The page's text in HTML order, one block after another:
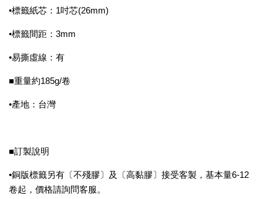
•標籤紙芯：1吋芯(26mm)
•標籤間距：3mm
•易撕虛線：有
■重量約185g/卷
•產地：台灣
■訂製說明
•銅版標籤另有〔不殘膠〕及〔高黏膠〕接受客製，基本量6-12
卷起，價格請詢問客服。